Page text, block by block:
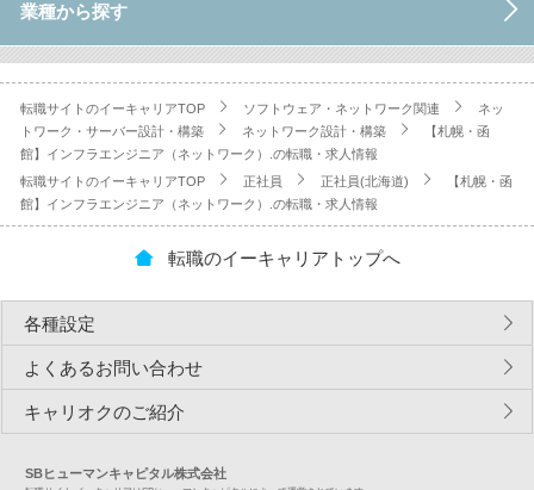
業種から探す
転職サイトのイーキャリアTOP ソフトウェア・ネットワーク関連
ネッ
トワーク・サーバー設計・構築
ネットワーク設計・構築
【札幌・函
館】インフラエンジニア（ネットワーク）.の転職・求人情報
転職サイトのイーキャリアTOP
正社員 正社員(北海道)
【札幌・函
館】インフラエンジニア（ネットワーク）.の転職・求人情報
転職のイーキャリアトップへ
各種設定
よくあるお問い合わせ
キャリオクのご紹介
SBヒューマンキャピタル株式会社